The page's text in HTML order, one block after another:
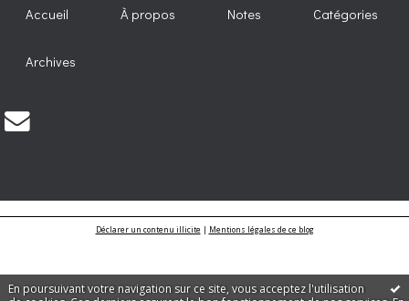
En poursuivant votre navigation sur ce site, vous acceptez l'utilisation
Accueil À propos Notes Catégories
Archives
Déclarer un contenu illicite| Mentions légales de ce blog